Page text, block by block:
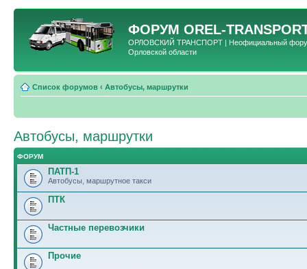
ФОРУМ OREL-
ОРЛОВСКИЙ ТРАНСПОРТ | Неофициальный форум
Орловской области
Список форумов ‹ Автобусы, маршрутки
Автобусы, маршрутки
ФОРУМ
ПАТП-1
Автобусы, маршрутное такси
ПТК
Частные перевозчики
Прочие